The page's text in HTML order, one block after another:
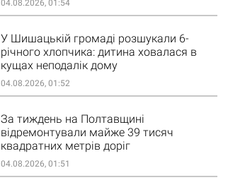
04.08.2026, 01:54
У Шишацькій громаді розшукали 6-
річного хлопчика: дитина ховалася в
кущах неподалік дому
04.08.2026, 01:52
За тиждень на Полтавщині
відремонтували майже 39 тисяч
квадратних метрів доріг
04.08.2026, 01:51